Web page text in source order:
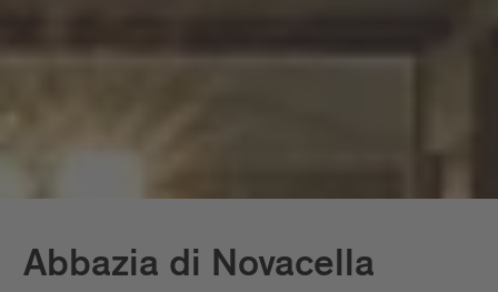
Abbazia di Novacella